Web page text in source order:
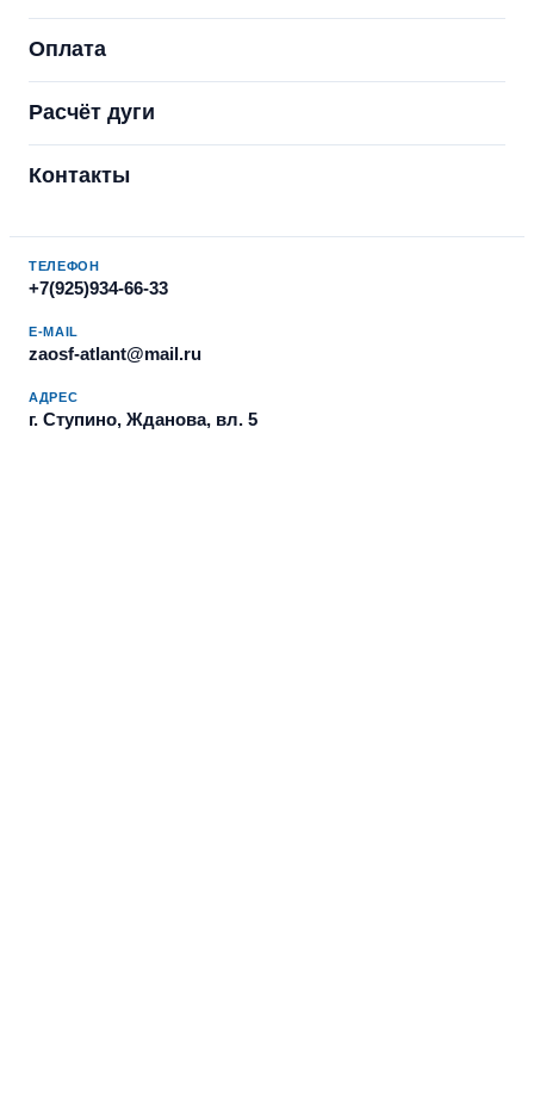
Оплата
Расчёт дуги
Контакты
ТЕЛЕФОН
+7(925)934-66-33
E-MAIL
zaosf-atlant@mail.ru
АДРЕС
г. Ступино, Жданова, вл. 5